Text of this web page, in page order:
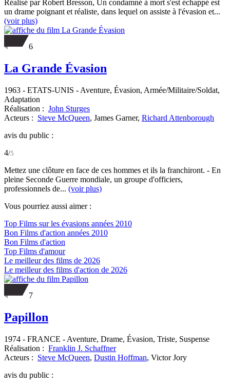
Réalisé par Robert Bresson, Un condamné à mort s'est échappé est
un drame poignant et réaliste, dans lequel on assiste à l'évasion et...
(voir plus)
6
La Grande Évasion
1963 - ETATS-UNIS - Aventure, Évasion, Armée/Militaire/Soldat,
Adaptation
Réalisation : John Sturges
Acteurs : Steve McQueen, James Garner, Richard Attenborough
avis du public :
4/5
Mettez une clôture en face de ces hommes et ils la franchiront. - En
pleine Seconde Guerre mondiale, un groupe d'officiers,
professionnels de... (voir plus)
Vous pourriez aussi aimer :
Top Films sur les évasions années 2010
Bon Films d'action années 2010
Bon Films d'action
Top Films d'amour
Le meilleur des films de 2026
Le meilleur des films d'action de 2026
7
Papillon
1974 - FRANCE - Aventure, Drame, Évasion, Triste, Suspense
Réalisation : Franklin J. Schaffner
Acteurs : Steve McQueen, Dustin Hoffman, Victor Jory
avis du public :